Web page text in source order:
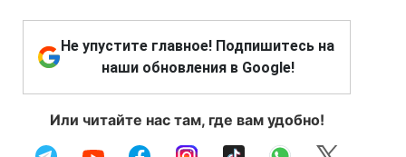
Не упустите главное! Подпишитесь на
наши обновления в Google!
Или читайте нас там, где вам удобно!